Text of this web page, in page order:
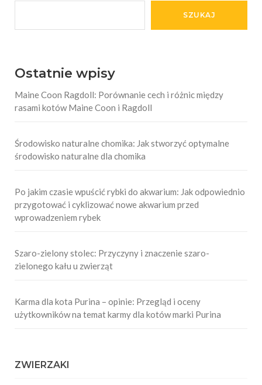
SZUKAJ
Ostatnie wpisy
Maine Coon Ragdoll: Porównanie cech i różnic między
rasami kotów Maine Coon i Ragdoll
Środowisko naturalne chomika: Jak stworzyć optymalne
środowisko naturalne dla chomika
Po jakim czasie wpuścić rybki do akwarium: Jak odpowiednio
przygotować i cyklizować nowe akwarium przed
wprowadzeniem rybek
Szaro-zielony stolec: Przyczyny i znaczenie szaro-
zielonego kału u zwierząt
Karma dla kota Purina – opinie: Przegląd i oceny
użytkowników na temat karmy dla kotów marki Purina
ZWIERZAKI